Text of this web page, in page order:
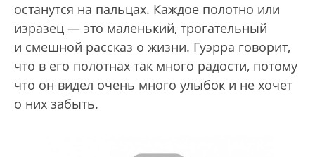
останутся на пальцах. Каждое полотно или
изра­зец — это маленький, трогательный
и смешной рассказ о жизни. Гуэрра говорит,
что в его полотнах так много радости, потому
что он видел очень много улыбок и не хочет
о них забыть.